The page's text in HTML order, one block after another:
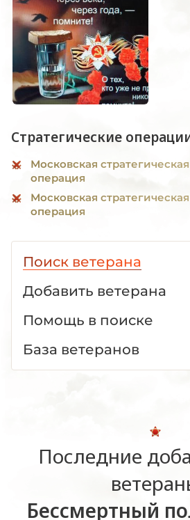
Стратегические
Московская
операция
Московская
операция
Поиск ветерана
Добавить ветерана
Помощь в поиске
База ветеранов
Последние
Бессмертный